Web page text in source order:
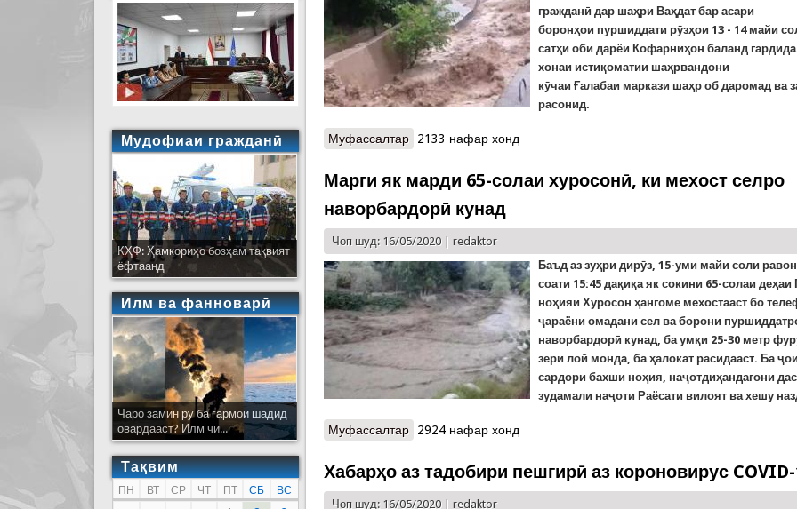
гражданӣ дар шаҳри Ваҳдат бар асари
боронҳои пуршиддати рӯзҳои 13 - 14 майи
сатҳи оби дарёи Кофарниҳон баланд
хонаи истиқоматии шаҳрвандони
кӯчаи Ғалабаи маркази шаҳр об даромад ва
расонид.
Муфассалтар о Селҳои харобиовар: Кумаки фаврии Кумитаи ҳолатҳои
2133 нафар хонд
Марги як марди 65-солаи хуросонӣ, ки мехост селро
наворбардорӣ кунад
Чоп шуд: 16/05/2020 |redaktor
Баъд аз зуҳри дирӯз, 15-уми майи соли
соати 15:45 дақиқа як сокини 65-солаи деҳаи
ноҳияи Хуросон ҳангоме мехостааст бо
ҷараёни омадани сел ва борони
наворбардорӣ кунад, ба умқи 25-30 метр
зери лой монда, ба ҳалокат расидааст. Баҷ
сардори бахши ноҳия, наҷотдиҳандагони
зудамали наҷоти Раёсати вилоят ва хешу
Муфассалтар о Марги як марди 65-солаи хуросонӣ, ки мехост селро
2924 нафар хонд
Хабарҳо аз тадобири пешгирӣ аз короновирус
Чоп шуд: 16/05/2020 |redaktor
Мудофиаи гражданӣ
КҲФ: Ҳамкориҳо бозҳам тақвият
ёфтаанд
Илм ва фанноварӣ
Чаро замин рӯ ба гармои шадид
овардааст? Илм чӣ...
Тақвим
ПН ВТ СР ЧТ ПТ СБ
ВС